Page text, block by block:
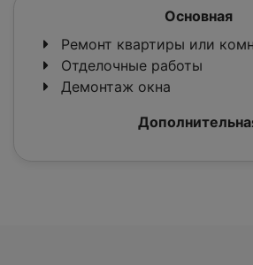
Основная
Ремонт квартиры или
Отделочные работы
Демонтаж окна